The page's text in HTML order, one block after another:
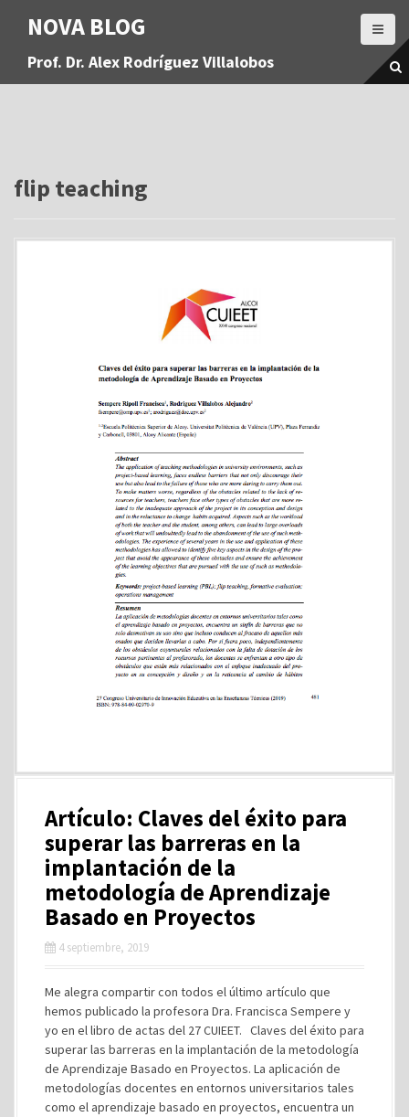
a
NOVA BLOG
Prof. Dr. Alex Rodríguez Villalobos
flip teaching
Artículo: Claves del éxito para
superar las barreras en la
implantación de la
metodología de Aprendizaje
Basado en Proyectos
4 septiembre, 2019
Me alegra compartir con todos el último artículo que
hemos publicado la profesora Dra. Francisca Sempere y
yo en el libro de actas del 27 CUIEET. Claves del éxito para
superar las barreras en la implantación de la metodología
de Aprendizaje Basado en Proyectos. La aplicación de
metodologías docentes en entornos universitarios tales
como el aprendizaje basado en proyectos, encuentra un